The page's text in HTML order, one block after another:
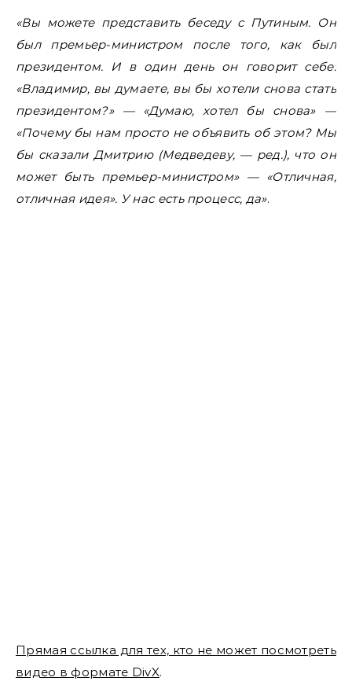
«Вы можете представить беседу с Путиным. Он
был премьер-министром после того, как был
президентом. И в один день он говорит себе:
«Владимир, вы думаете, вы бы хотели снова стать
президентом?» — «Думаю, хотел бы снова» —
«Почему бы нам просто не объявить об этом? Мы
бы сказали Дмитрию (Медведеву, — ред.), что он
может быть премьер-министром» — «Отличная,
отличная идея». У нас есть процесс, да».
Прямая ссылка для тех, кто не может посмотреть
видео в формате DivX.